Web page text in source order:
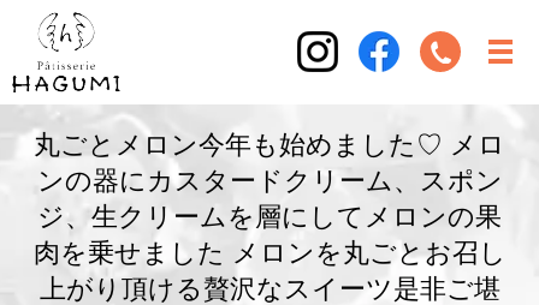
丸ごとメロン今年も始めました♡ メロ
ンの器にカスタードクリーム、スポン
ジ、生クリームを層にしてメロンの果
肉を乗せました メロンを丸ごとお召し
上がり頂ける贅沢なスイーツ是非ご堪